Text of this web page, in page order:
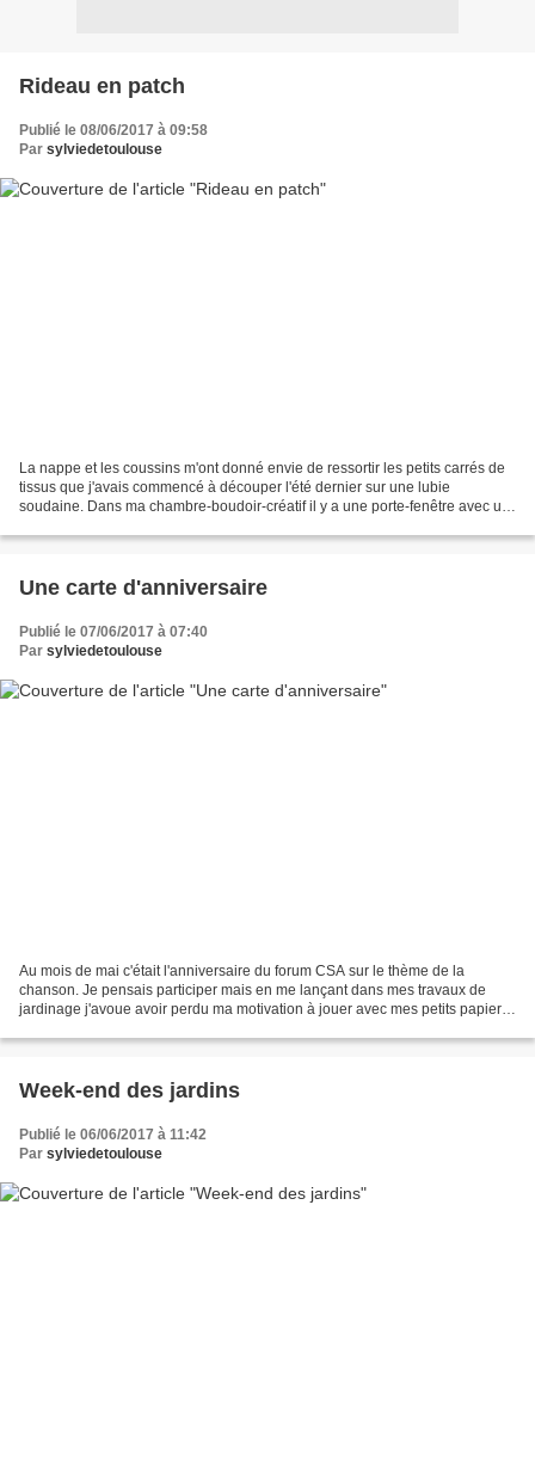
Rideau en patch
Publié le 08/06/2017 à 09:58
Par sylviedetoulouse
La nappe et les coussins m'ont donné envie de ressortir les petits carrés de
tissus que j'avais commencé à découper l'été dernier sur une lubie
soudaine. Dans ma chambre-boudoir-créatif il y a une porte-fenêtre avec un
Une carte d'anniversaire
Publié le 07/06/2017 à 07:40
Par sylviedetoulouse
Au mois de mai c'était l'anniversaire du forum CSA sur le thème de la
chanson. Je pensais participer mais en me lançant dans mes travaux de
jardinage j'avoue avoir perdu ma motivation à jouer avec mes petits papiers.
Week-end des jardins
Publié le 06/06/2017 à 11:42
Par sylviedetoulouse